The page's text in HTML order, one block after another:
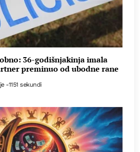
36-godišnjakinja imala
preminuo od ubodne rane
-1151 sekundi